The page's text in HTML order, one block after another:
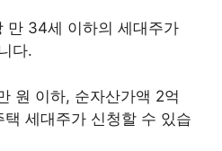
만 34세 이하의 세대주가
다.
원 이하, 순자산가액 2억
세대주가 신청할 수 있습